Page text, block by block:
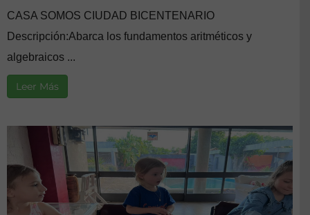
CASA SOMOS CIUDAD BICENTENARIO
Descripción:Abarca los fundamentos aritméticos y
algebraicos ...
Leer Más